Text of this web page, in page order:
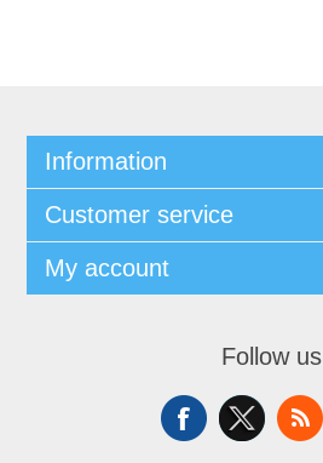
Information
Customer service
My account
Follow us